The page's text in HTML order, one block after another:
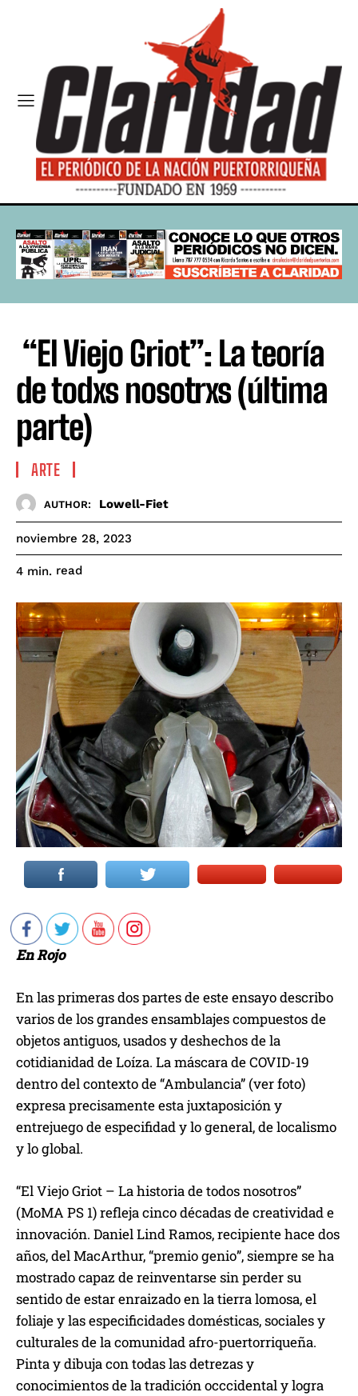
“El Viejo Griot”: La teoría
de todxs nosotrxs (última
parte)
ARTE
AUTHOR: Lowell-Fiet
noviembre 28, 2023
4 min. read
En Rojo
En las primeras dos partes de este ensayo describo
varios de los grandes ensamblajes compuestos de
objetos antiguos, usados y deshechos de la
cotidianidad de Loíza. La máscara de COVID-19
dentro del contexto de “Ambulancia” (ver foto)
expresa precisamente esta juxtaposición y
entrejuego de especifidad y lo general, de localismo
y lo global.
“El Viejo Griot – La historia de todos nosotros”
(MoMA PS 1) refleja cinco décadas de creatividad e
innovación. Daniel Lind Ramos, recipiente hace dos
años, del MacArthur, “premio genio”, siempre se ha
mostrado capaz de reinventarse sin perder su
sentido de estar enraizado en la tierra lomosa, el
foliaje y las especificidades domésticas, sociales y
culturales de la comunidad afro-puertorriqueña.
Pinta y dibuja con todas las detrezas y
conocimientos de la tradición occcidental y logra